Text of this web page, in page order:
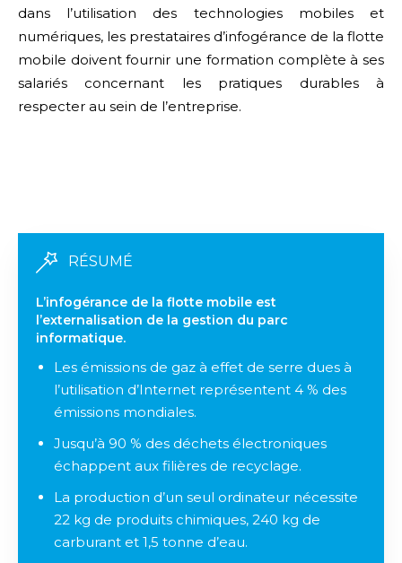
dans l’utilisation des technologies mobiles et
numériques, les prestataires d’infogérance de la flotte
mobile doivent fournir une formation complète à ses
salariés concernant les pratiques durables à
respecter au sein de l’entreprise.
RÉSUMÉ
L’infogérance de la flotte mobile est
l’externalisation de la gestion du parc
informatique.
Les émissions de gaz à effet de serre dues à
l’utilisation d’Internet représentent 4 % des
émissions mondiales.
Jusqu’à 90 % des déchets électroniques
échappent aux filières de recyclage.
La production d’un seul ordinateur nécessite
22 kg de produits chimiques, 240 kg de
carburant et 1,5 tonne d’eau.